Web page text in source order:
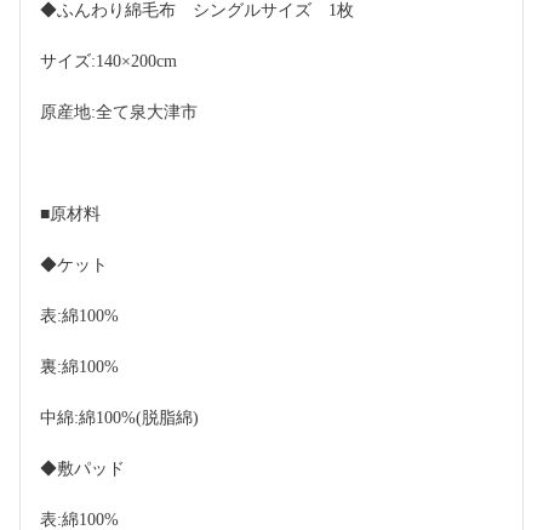
◆ふんわり綿毛布　シングルサイズ　1枚
サイズ:140×200cm
原産地:全て泉大津市
■原材料
◆ケット
表:綿100%
裏:綿100%
中綿:綿100%(脱脂綿)
◆敷パッド
表:綿100%